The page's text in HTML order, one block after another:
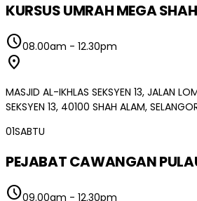
KURSUS UMRAH MEGA
schedule08.00am - 12.30pm
location_on
MASJID AL-IKHLAS SEKSYEN 13, JALAN
SEKSYEN 13, 40100 SHAH ALAM,
01SABTU
PEJABAT CAWANGAN
schedule09.00am - 12.30pm